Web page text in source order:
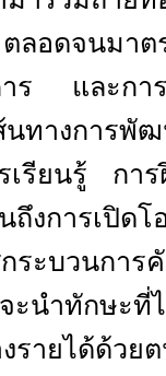
ดจนมาตร
าร และกา
นทางการพั
เรียนรู้ กา
การเปิดโอ
ระบวนการ
นำทักษะที่
รายได้ด้วย